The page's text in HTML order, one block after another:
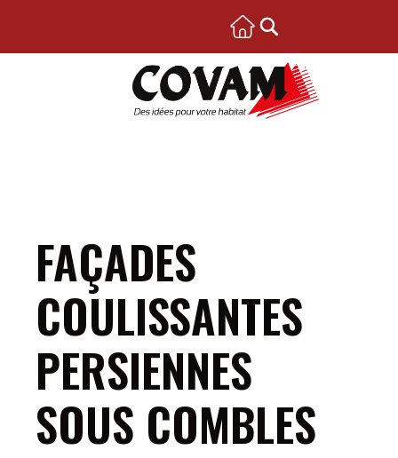
FAÇADES
COULISSANTES
PERSIENNES
SOUS COMBLES